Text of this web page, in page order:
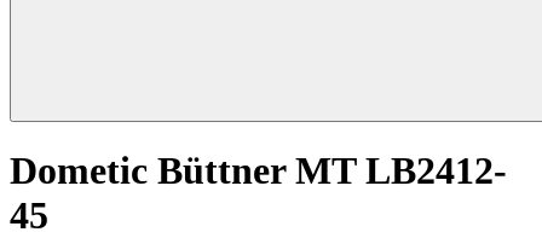
Dometic Büttner MT LB2412-
45